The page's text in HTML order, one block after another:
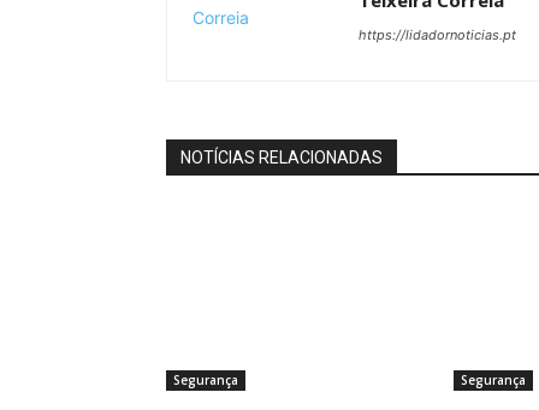
https://lidadornoticias.pt
NOTÍCIAS RELACIONADAS
Segurança Segurança